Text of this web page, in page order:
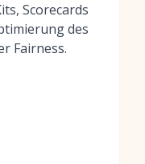
Scorecards
des
Fairness.